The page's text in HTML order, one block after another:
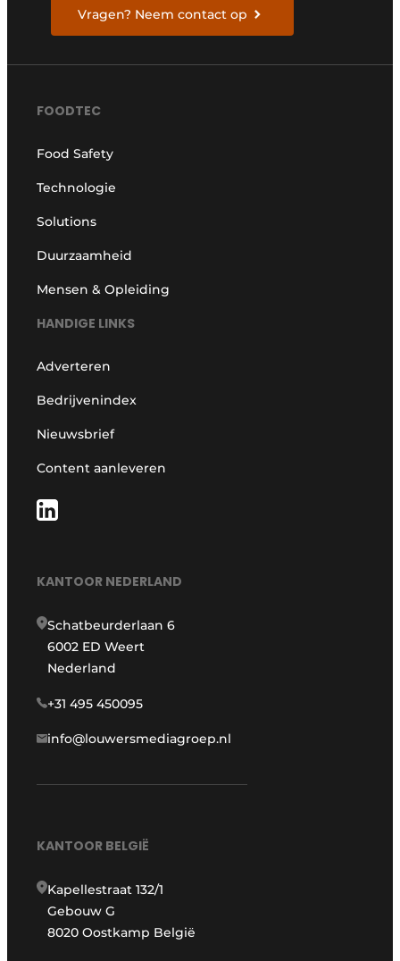
Vragen? Neem contact op
FOODTEC
Food Safety
Technologie
Solutions
Duurzaamheid
Mensen & Opleiding
HANDIGE LINKS
Adverteren
Bedrijvenindex
Nieuwsbrief
Content aanleveren
KANTOOR NEDERLAND
Schatbeurderlaan 6
6002 ED Weert
Nederland
+31 495 450095
info@louwersmediagroep.nl
KANTOOR BELGIË
Kapellestraat 132/1
Gebouw G
8020 Oostkamp België